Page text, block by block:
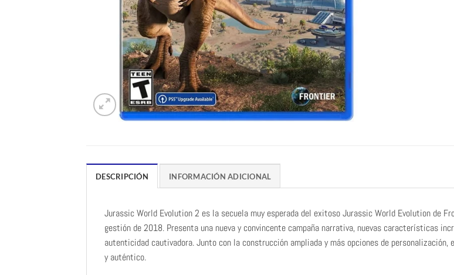
DESCRIPCIÓN INFORMACIÓN ADICIONAL
Jurassic World Evolution 2 es la secuela muy esperada del exitoso Jurassic World Evolution de
gestión de 2018. Presenta una nueva y convincente campaña narrativa, nuevas características
autenticidad cautivadora. Junto con la construcción ampliada y más opciones de
y auténtico.